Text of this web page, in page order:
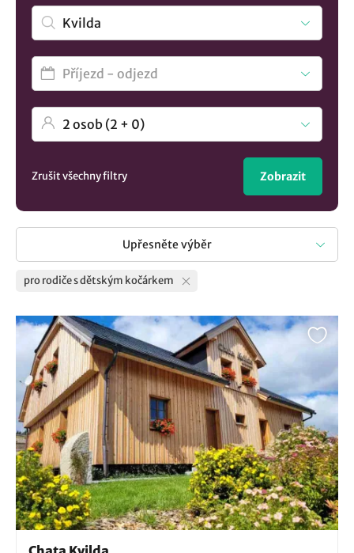
Zrušit všechny filtry Zobrazit
Upřesněte výběr
pro rodiče s dětským kočárkem